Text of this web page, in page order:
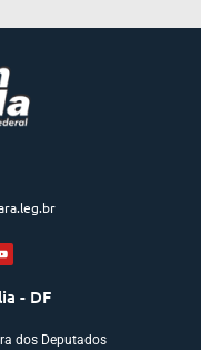
- DF
dos Deputados